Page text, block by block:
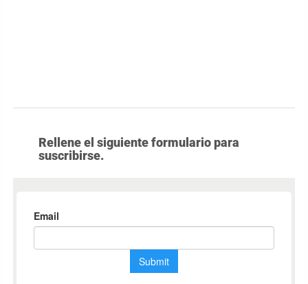
Rellene el siguiente formulario para
suscribirse.